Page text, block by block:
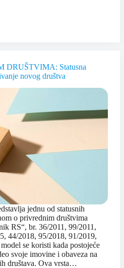
DRUŠTVIMA: Statusna
novog društva
jednu od statusnih
o privrednim društvima
RS“, br. 36/2011, 99/2011,
44/2018, 95/2018, 91/2019,
se koristi kada postojeće
svoje imovine i obaveza na
društava. Ova vrsta…